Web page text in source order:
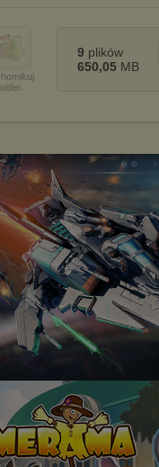
9 plików
650,05 MB